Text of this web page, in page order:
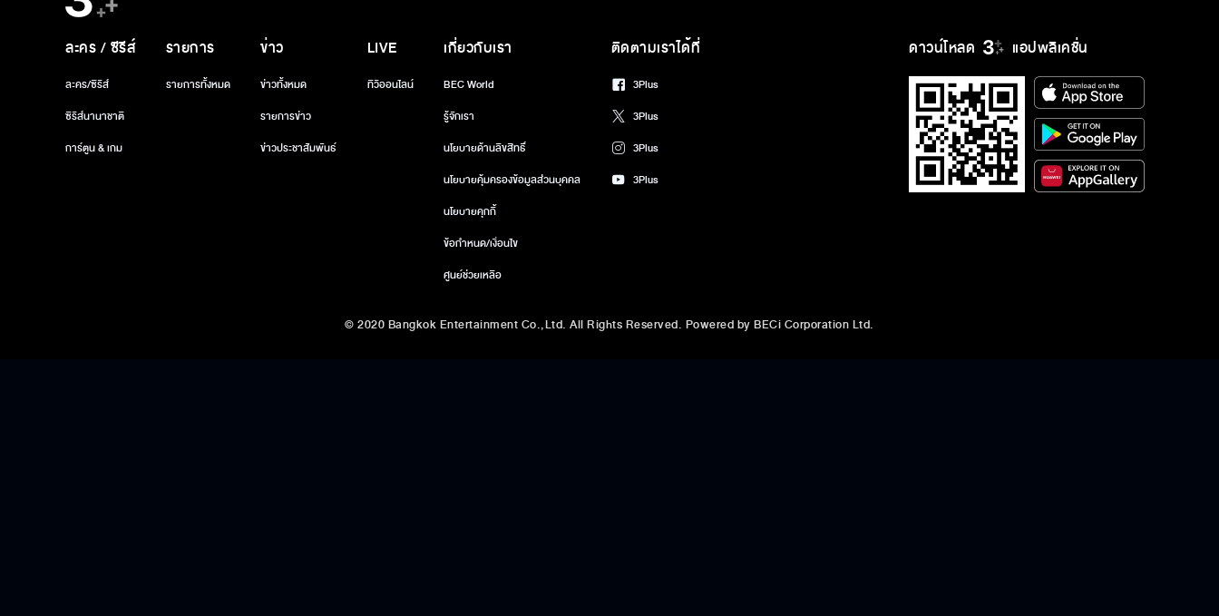
ดาวน์โหลด แอปพลิเคชั่น
ละคร / ซีรีส์
ละคร/ซีรีส์
ซีรีส์นานาชาติ
การ์ตูน & เกม
รายการ
รายการทั้งหมด
ข่าว
ข่าวทั้งหมด
รายการข่าว
ข่าวประชาสัมพันธ์
LIVE
ทีวีออนไลน์
เกี่ยวกับเรา
BEC World
รู้จักเรา
นโยบายด้านลิขสิทธิ์
นโยบายคุ้มครองข้อมูลส่วนบุคคล
นโยบายคุกกี้
ข้อกำหนด/เงื่อนไข
ศูนย์ช่วยเหลือ
ติดตามเราได้ที่
3Plus
3Plus
3Plus
3Plus
© 2020 Bangkok Entertainment Co.,Ltd. All Rights Reserved. Powered by BECi Corporation Ltd.